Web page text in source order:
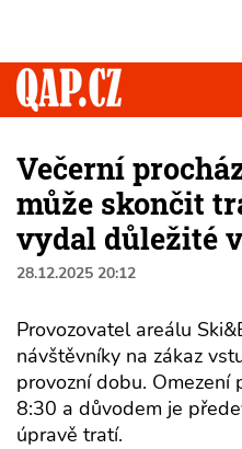
Večerní
může skončit
vydal důležité
28.12.2025 20:12
Provozovatel areálu
návštěvníky na zákaz
provozní dobu.
8:30 a důvodem je
úpravě tratí.